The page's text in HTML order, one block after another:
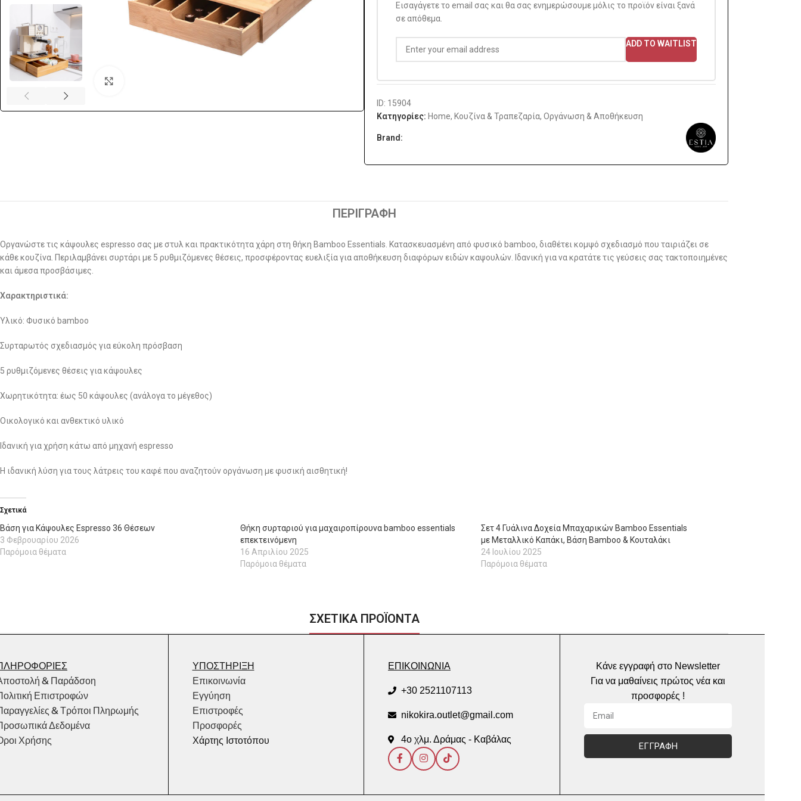
Εισαγάγετε το email σας και θα σας ενημερώσουμε μόλις το προϊόν είναι ξανά
σε απόθεμα.
ADD TO WAITLIST
ID: 15904
Κατηγορίες: Home, Κουζίνα & Τραπεζαρία, Οργάνωση & Αποθήκευση
Brand:
ΠΕΡΙΓΡΑΦΉ
Οργανώστε τις κάψουλες espresso σας με στυλ και πρακτικότητα χάρη στη θήκη Bamboo Essentials. Κατασκευασμένη από φυσικό bamboo, διαθέτει κομψό σχεδιασμό που ταιριάζει σε
κάθε κουζίνα. Περιλαμβάνει συρτάρι με 5 ρυθμιζόμενες θέσεις, προσφέροντας ευελιξία για αποθήκευση διαφόρων ειδών καψουλών. Ιδανική για να κρατάτε τις γεύσεις σας τακτοποιημένες
και άμεσα προσβάσιμες.
Χαρακτηριστικά:
Υλικό: Φυσικό bamboo
Συρταρωτός σχεδιασμός για εύκολη πρόσβαση
5 ρυθμιζόμενες θέσεις για κάψουλες
Χωρητικότητα: έως 50 κάψουλες (ανάλογα το μέγεθος)
Οικολογικό και ανθεκτικό υλικό
Ιδανική για χρήση κάτω από μηχανή espresso
Η ιδανική λύση για τους λάτρεις του καφέ που αναζητούν οργάνωση με φυσική αισθητική!
Σχετικά
Βάση για Κάψουλες Espresso 36 Θέσεων
3 Φεβρουαρίου 2026
Παρόμοια θέματα
Θήκη συρταριού για μαχαιροπίρουνα bamboo essentials
επεκτεινόμενη
16 Απριλίου 2025
Παρόμοια θέματα
Σετ 4 Γυάλινα Δοχεία Μπαχαρικών Bamboo Essentials
με Μεταλλικό Καπάκι, Βάση Bamboo & Κουταλάκι
24 Ιουλίου 2025
Παρόμοια θέματα
ΣΧΕΤΙΚΑ ΠΡΟΪΟΝΤΑ
& Παράδσοη
Επιστροφών
& Τρόποι Πληρωμής
Δεδομένα
Χρήσης
ΥΠΟΣΤΗΡΙΞΗ
Επικοινωνία
Εγγύηση
Επιστροφές
Προσφορές
Χάρτης Ιστοτόπου
ΕΠΙΚΟΙΝΩΝΙΑ
+30 2521107113
nikokira.outlet@gmail.com
4ο χλμ. Δράμας - Καβάλας
Κάνε εγγραφή στο Newsletter
Για να μαθαίνεις πρώτος νέα και
προσφορές !
ΕΓΓΡΑΦΗ